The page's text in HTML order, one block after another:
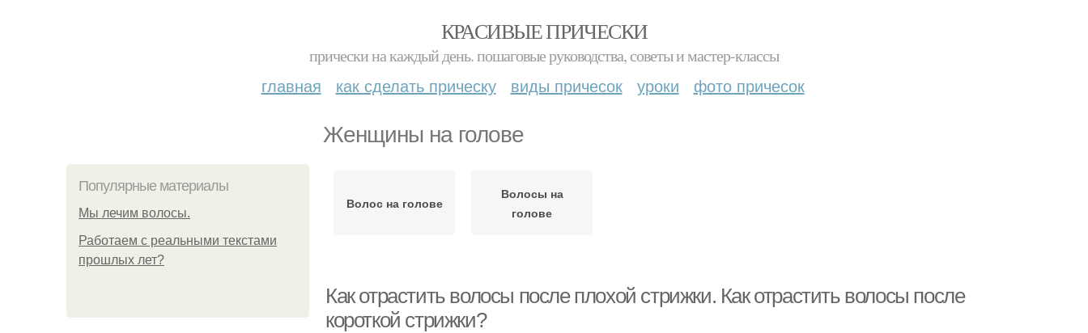
КРАСИВЫЕ ПРИЧЕСКИ
прически на каждый день. пошаговые руководства, советы и мастер-классы
главная как сделать прическу виды причесок уроки фото причесок
Женщины на голове
Популярные материалы
Мы лечим волосы.
Работаем с реальными текстами
прошлых лет?
Волос на голове
Волосы на
голове
Как отрастить волосы после плохой стрижки. Как отрастить волосы после
короткой стрижки?